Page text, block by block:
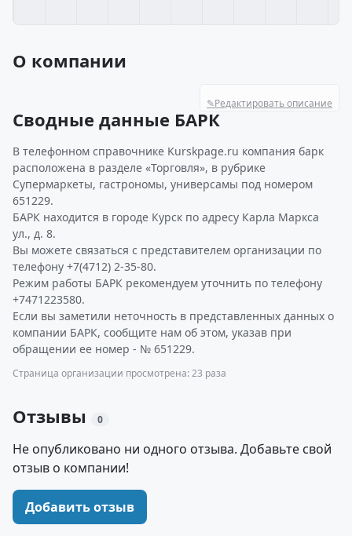
О компании
✎Редактировать описание
Сводные данные БАРК
В телефонном справочнике Kurskpage.ru компания барк
расположена в разделе «Торговля», в рубрике
Супермаркеты, гастрономы, универсамы под номером
651229.
БАРК находится в городе Курск по адресу Карла Маркса
ул., д. 8.
Вы можете связаться с представителем организации по
телефону +7(4712) 2-35-80.
Режим работы БАРК рекомендуем уточнить по телефону
+7471223580.
Если вы заметили неточность в представленных данных о
компании БАРК, сообщите нам об этом, указав при
обращении ее номер - № 651229.
Страница организации просмотрена: 23 раза
Отзывы 0
Не опубликовано ни одного отзыва. Добавьте свой
отзыв о компании!
Добавить отзыв